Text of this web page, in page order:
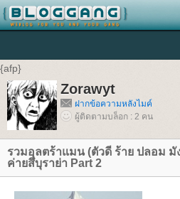
{afp}
Zorawyt
ฝากข้อความหลังไมค์
ผู้ติดตามบล็อก : 2 คน
รวมอุลตร้าแมน (ตัวดี ร้าย ปลอม มั
ค่ายสึบุราย่า Part 2